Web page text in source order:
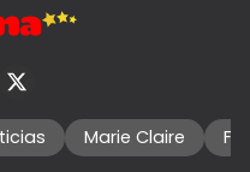
Marie Claire